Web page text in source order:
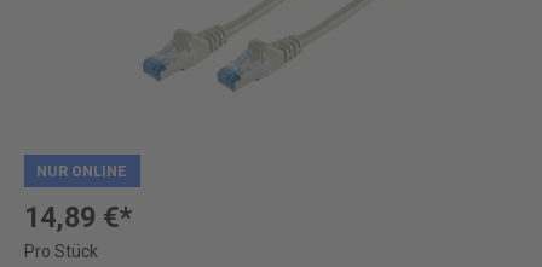
NUR ONLINE
14,89 €*
Pro Stück